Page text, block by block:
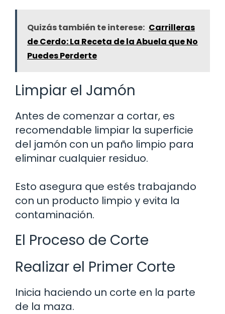
Quizás también te interese: Carrilleras
de Cerdo: La Receta de la Abuela que No
Puedes Perderte
Limpiar el Jamón
Antes de comenzar a cortar, es
recomendable limpiar la superficie
del jamón con un paño limpio para
eliminar cualquier residuo.
Esto asegura que estés trabajando
con un producto limpio y evita la
contaminación.
El Proceso de Corte
Realizar el Primer Corte
Inicia haciendo un corte en la parte
de la maza.